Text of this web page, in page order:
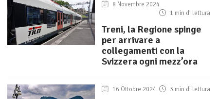
8 Novembre 2024
1 min di lettura
Treni, la Regione spinge
per arrivare a
collegamenti con la
Svizzera ogni mezz’ora
16 Ottobre 2024 3 min di lettura